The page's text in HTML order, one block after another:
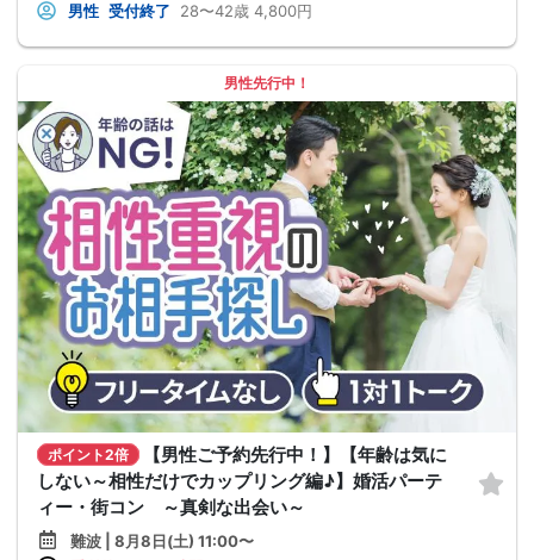
男性 受付終了 28〜42歳 4,800円
男性先行中！
ポイント2倍
【男性ご予約先行中！】【年齢は気に
しない～相性だけでカップリング編♪】婚活パーテ
ィー・街コン ～真剣な出会い～
難波 | 8月8日(土) 11:00〜